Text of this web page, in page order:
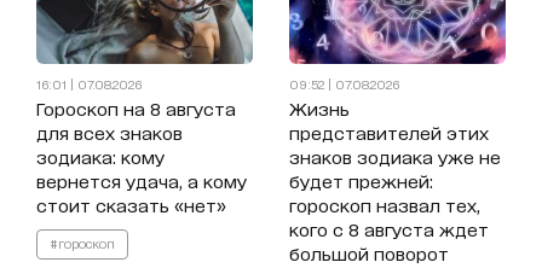
16:01 | 07.08.2026
Гороскоп на 8 августа
для всех знаков
зодиака: кому
вернется удача, а кому
стоит сказать «нет»
#гороскоп
09:52 | 07.08.2026
Жизнь
представителей этих
знаков зодиака уже не
будет прежней:
гороскоп назвал тех,
кого с 8 августа ждет
большой поворот